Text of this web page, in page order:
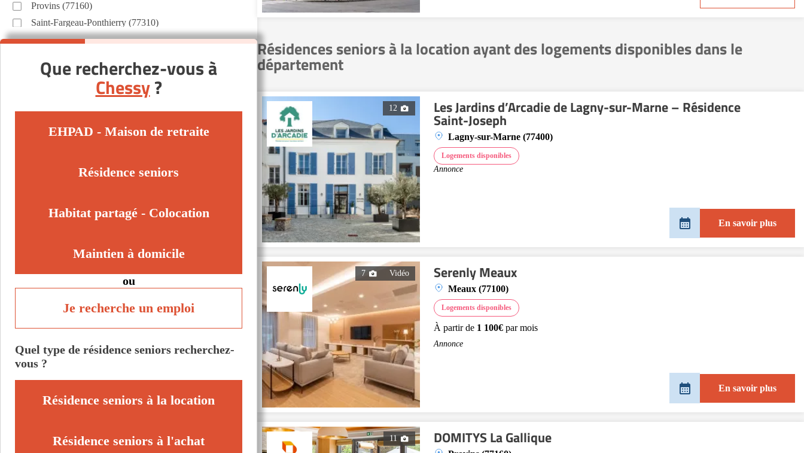
Résidences seniors à la location ayant des logements disponibles dans le
département
12 Les Jardins d’Arcadie de Lagny-sur-Marne – Résidence
Saint-Joseph
Lagny-sur-Marne (77400)
Logements disponibles
Annonce
En savoir plus
7 Vidéo Serenly Meaux
Meaux (77100)
Logements disponibles
À partir de 1 100€ par mois
Annonce
En savoir plus
11 DOMITYS La Gallique
Provins (77160)
Saint-Fargeau-Ponthierry (77310)
Émerainville (77184)
Autres villes du département
Brie-Comte-Robert (77170)
Chenoise (77160)
Chevry-Cossigny (77173)
Montereau-Fault-Yonne (77130)
Que recherchez-vous à
Chessy?
EHPAD - Maison de retraite
Résidence seniors
Habitat partagé - Colocation
Maintien à domicile
ou
Je recherche un emploi
Quel type de résidence seniors recherchez-
vous ?
Résidence seniors à la location
Résidence seniors à l'achat